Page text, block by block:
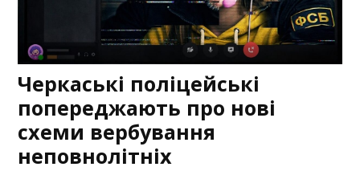
Черкаські поліцейські
попереджають про нові
схеми вербування
неповнолітніх